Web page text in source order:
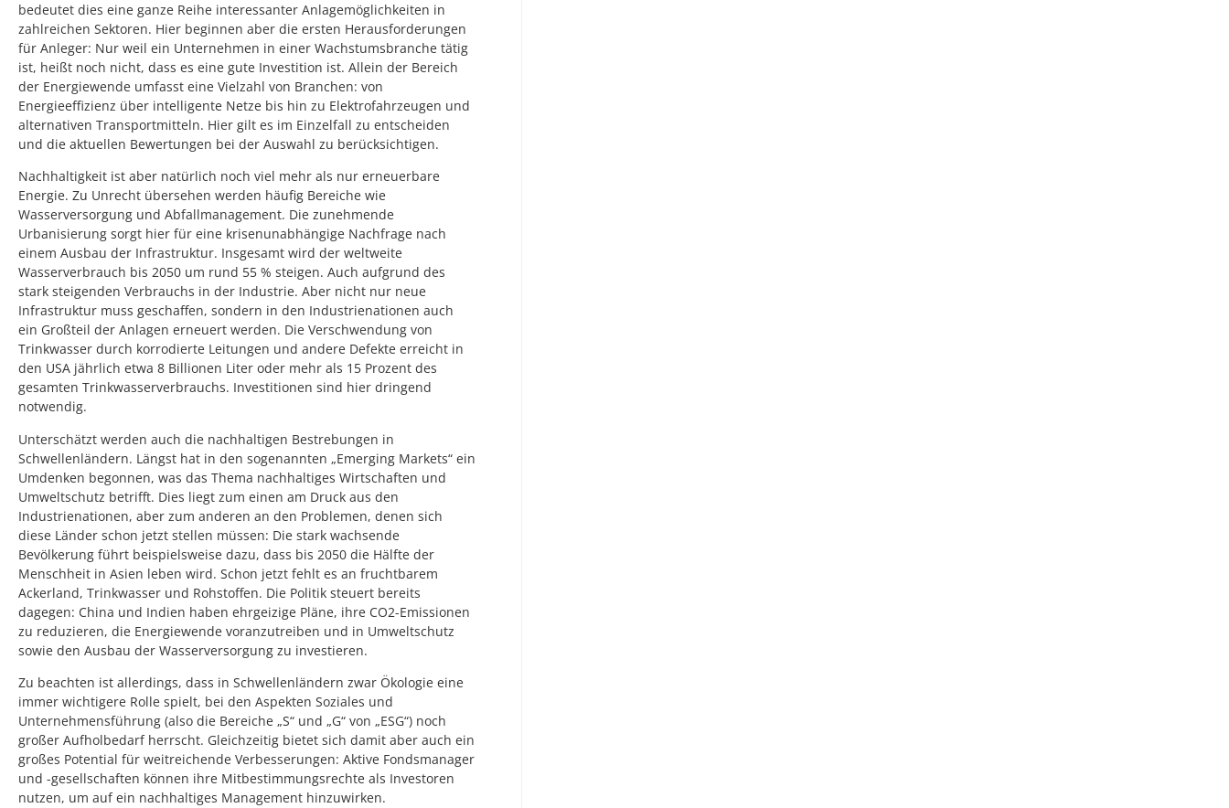
bedeutet dies eine ganze Reihe interessanter Anlagemöglichkeiten in
zahlreichen Sektoren. Hier beginnen aber die ersten Herausforderungen
für Anleger: Nur weil ein Unternehmen in einer Wachstumsbranche tätig
ist, heißt noch nicht, dass es eine gute Investition ist. Allein der Bereich
der Energiewende umfasst eine Vielzahl von Branchen: von
Energieeffizienz über intelligente Netze bis hin zu Elektrofahrzeugen und
alternativen Transportmitteln. Hier gilt es im Einzelfall zu entscheiden
und die aktuellen Bewertungen bei der Auswahl zu berücksichtigen.
Nachhaltigkeit ist aber natürlich noch viel mehr als nur erneuerbare
Energie. Zu Unrecht übersehen werden häufig Bereiche wie
Wasserversorgung und Abfallmanagement. Die zunehmende
Urbanisierung sorgt hier für eine krisenunabhängige Nachfrage nach
einem Ausbau der Infrastruktur. Insgesamt wird der weltweite
Wasserverbrauch bis 2050 um rund 55 % steigen. Auch aufgrund des
stark steigenden Verbrauchs in der Industrie. Aber nicht nur neue
Infrastruktur muss geschaffen, sondern in den Industrienationen auch
ein Großteil der Anlagen erneuert werden. Die Verschwendung von
Trinkwasser durch korrodierte Leitungen und andere Defekte erreicht in
den USA jährlich etwa 8 Billionen Liter oder mehr als 15 Prozent des
gesamten Trinkwasserverbrauchs. Investitionen sind hier dringend
notwendig.
Unterschätzt werden auch die nachhaltigen Bestrebungen in
Schwellenländern. Längst hat in den sogenannten „Emerging Markets“ ein
Umdenken begonnen, was das Thema nachhaltiges Wirtschaften und
Umweltschutz betrifft. Dies liegt zum einen am Druck aus den
Industrienationen, aber zum anderen an den Problemen, denen sich
diese Länder schon jetzt stellen müssen: Die stark wachsende
Bevölkerung führt beispielsweise dazu, dass bis 2050 die Hälfte der
Menschheit in Asien leben wird. Schon jetzt fehlt es an fruchtbarem
Ackerland, Trinkwasser und Rohstoffen. Die Politik steuert bereits
dagegen: China und Indien haben ehrgeizige Pläne, ihre CO2-Emissionen
zu reduzieren, die Energiewende voranzutreiben und in Umweltschutz
sowie den Ausbau der Wasserversorgung zu investieren.
Zu beachten ist allerdings, dass in Schwellenländern zwar Ökologie eine
immer wichtigere Rolle spielt, bei den Aspekten Soziales und
Unternehmensführung (also die Bereiche „S“ und „G“ von „ESG“) noch
großer Aufholbedarf herrscht. Gleichzeitig bietet sich damit aber auch ein
großes Potential für weitreichende Verbesserungen: Aktive Fondsmanager
und -gesellschaften können ihre Mitbestimmungsrechte als Investoren
nutzen, um auf ein nachhaltiges Management hinzuwirken.